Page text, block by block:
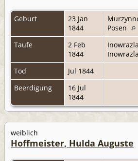
Geburt
23 Jan
1844
Posen
Taufe
2 Feb
1844
Tod
Jul 1844
Beerdigung
16 Jul
1844
weiblich
Hoffmeister, Hulda Auguste